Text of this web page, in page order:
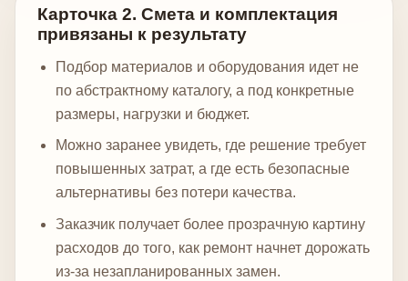
Карточка 2. Смета и комплектация
привязаны к результату
Подбор материалов и оборудования идет не
по абстрактному каталогу, а под конкретные
размеры, нагрузки и бюджет.
Можно заранее увидеть, где решение требует
повышенных затрат, а где есть безопасные
альтернативы без потери качества.
Заказчик получает более прозрачную картину
расходов до того, как ремонт начнет дорожать
из-за незапланированных замен.